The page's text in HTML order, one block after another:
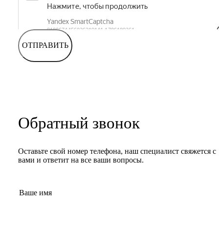
ОТПРАВИТЬ
Обратный звонок
Оставьте свой номер телефона, наш специалист свяжется с
вами и ответит на все ваши вопросы.